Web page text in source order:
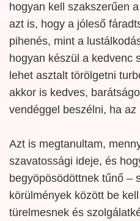
hogyan kell szakszerűen
azt is, hogy a jóleső
pihenés, mint a
hogyan készül a kedvenc
lehet asztalt törölgetni
akkor is kedves,
vendéggel beszélni, ha
Azt is megtanultam,
szavatossági ideje, és
begyöpösödöttnek tűnő –
körülmények között be
türelmesnek és